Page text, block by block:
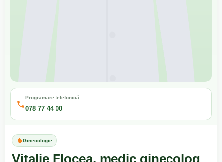
Programare telefonică
078 77 44 00
Ginecologie
Vitalie Flocea, medic ginecolog